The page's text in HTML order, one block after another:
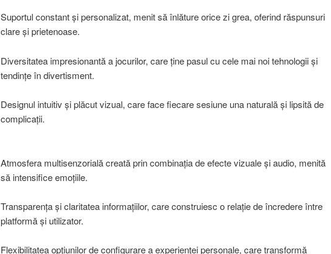
Suportul constant și personalizat, menit să înlăture orice zi grea, oferind răspunsuri
clare și prietenoase.
Diversitatea impresionantă a jocurilor, care ține pasul cu cele mai noi tehnologii și
tendințe în divertisment.
Designul intuitiv și plăcut vizual, care face fiecare sesiune una naturală și lipsită de
complicații.
Atmosfera multisenzorială creată prin combinația de efecte vizuale și audio, menită
să intensifice emoțiile.
Transparența și claritatea informațiilor, care construiesc o relație de încredere între
platformă și utilizator.
Flexibilitatea opțiunilor de configurare a experienței personale, care transformă